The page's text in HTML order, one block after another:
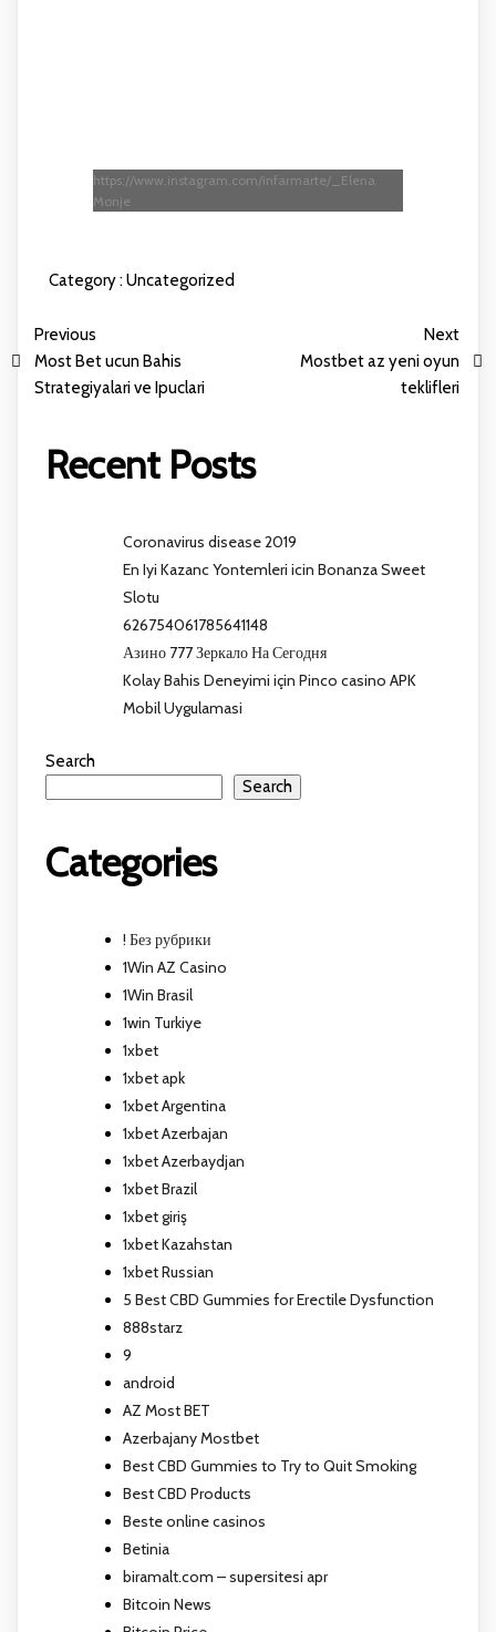
https://www.instagram.com/infarmarte/_Elena
Monje
Category :Uncategorized
Previous
Most Bet ucun Bahis
Strategiyalari ve Ipuclari
Next
Mostbet az yeni oyun
teklifleri
Recent Posts
Coronavirus disease 2019
En Iyi Kazanc Yontemleri icin Bonanza Sweet
Slotu
626754061785641148
Азино 777 Зеркало На Сегодня
Kolay Bahis Deneyimi için Pinco casino APK
Mobil Uygulamasi
Search
Search
Categories
! Без рубрики
1Win AZ Casino
1Win Brasil
1win Turkiye
1xbet
1xbet apk
1xbet Argentina
1xbet Azerbajan
1xbet Azerbaydjan
1xbet Brazil
1xbet giriş
1xbet Kazahstan
1xbet Russian
5 Best CBD Gummies for Erectile Dysfunction
888starz
9
android
AZ Most BET
Azerbajany Mostbet
Best CBD Gummies to Try to Quit Smoking
Best CBD Products
Beste online casinos
Betinia
biramalt.com – supersitesi apr
Bitcoin News